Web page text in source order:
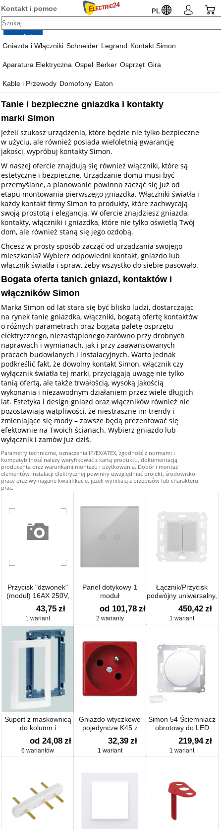
Kontakt i pomoc PL
Gniazda i Włączniki Schneider Legrand Kontakt Simon
Aparatura Elektryczna Ospel Berker Osprzęt Gira
Kable i Przewody Domofony Eaton
Tanie i bezpieczne gniazdka i kontakty
marki Simon
Jeżeli szukasz urządzenia, które będzie nie tylko bezpieczne
w użyciu, ale również posiada wieloletnią gwarancję
jakości, wypróbuj kontakty Simon.
W naszej ofercie znajdują się również włączniki, które są
estetyczne i bezpieczne. Urządzanie domu musi być
przemyślane, a planowanie powinno zacząć się już od
etapu montowania pierwszego gniazdka. Włączniki światła i
każdy kontakt firmy Simon to produkty, które zachwycają
swoją prostotą i elegancją. W ofercie znajdziesz gniazda,
kontakty, włączniki i gniazdka, które nie tylko oświetlą Twój
dom, ale również staną się jego ozdobą.
Chcesz w prosty sposób zacząć od urządzania swojego
mieszkania? Wybierz odpowiedni kontakt, gniazdo lub
włącznik światła i spraw, żeby wszystko do siebie pasowało.
Bogata oferta tanich gniazd, kontaktów i
włączników Simon
Marka Simon od lat stara się być blisko ludzi, dostarczając
na rynek tanie gniazdka, włączniki, bogatą ofertę kontaktów
o różnych parametrach oraz bogatą paletę osprzętu
elektrycznego, niezastąpionego zarówno przy drobnych
naprawach i wymianach, jak i przy zaawansowanych
pracach budowlanych i instalacyjnych. Warto jednak
podkreślić fakt, że dowolny kontakt Simon, włącznik czy
wyłącznik światła tej marki, przyciągają uwagę nie tylko
tanią ofertą, ale także trwałością, wysoką jakością
wykonania i niezawodnym działaniem przez wiele długich
lat. Estetyka i design gniazd oraz włączników również nie
pozostawiają wątpliwości, że niestraszne im trendy i
zmieniające się mody – zawsze będą prezentować się
efektownie na Twoich ścianach. Wybierz gniazdo lub
wyłącznik i zamów już dziś.
Parametry techniczne, oznaczenia IP/EX/ATEX, zgodność z normami i
kompatybilność należy weryfikować z kartą produktu, dokumentacją
producenta oraz warunkami montażu i użytkowania. Dobór i montaż
elementów instalacji elektrycznej powinny uwzględniać projekt, środowisko
pracy oraz wymagane kwalifikacje, jeżeli wynikają z przepisów lub charakteru
prac.
Przycisk "dzwonek"
(moduł) 16AX 250V,
zaciski śrubowe,
srebrny mat,
metalizowany
43,75 zł
1 wariant
Panel dotykowy 1
moduł
od 101,78 zł
2 warianty
Łącznik/Przycisk
podwójny uniwersalny,
230V, 2x6A
450,42 zł
1 wariant
Suport z maskownicą
do kolumn i
minikolumn ALC
od 24,08 zł
6 wariantów
Gniazdo wtyczkowe
pojedyncze K45 z
bolcem uziemiającym
z sygnalizacją napięcia
16A 250V zaciski
32,39 zł
1 wariant
Simon 54 Ściemniacz
obrotowy do LED
ściemnialnych 230V
219,94 zł
1 wariant